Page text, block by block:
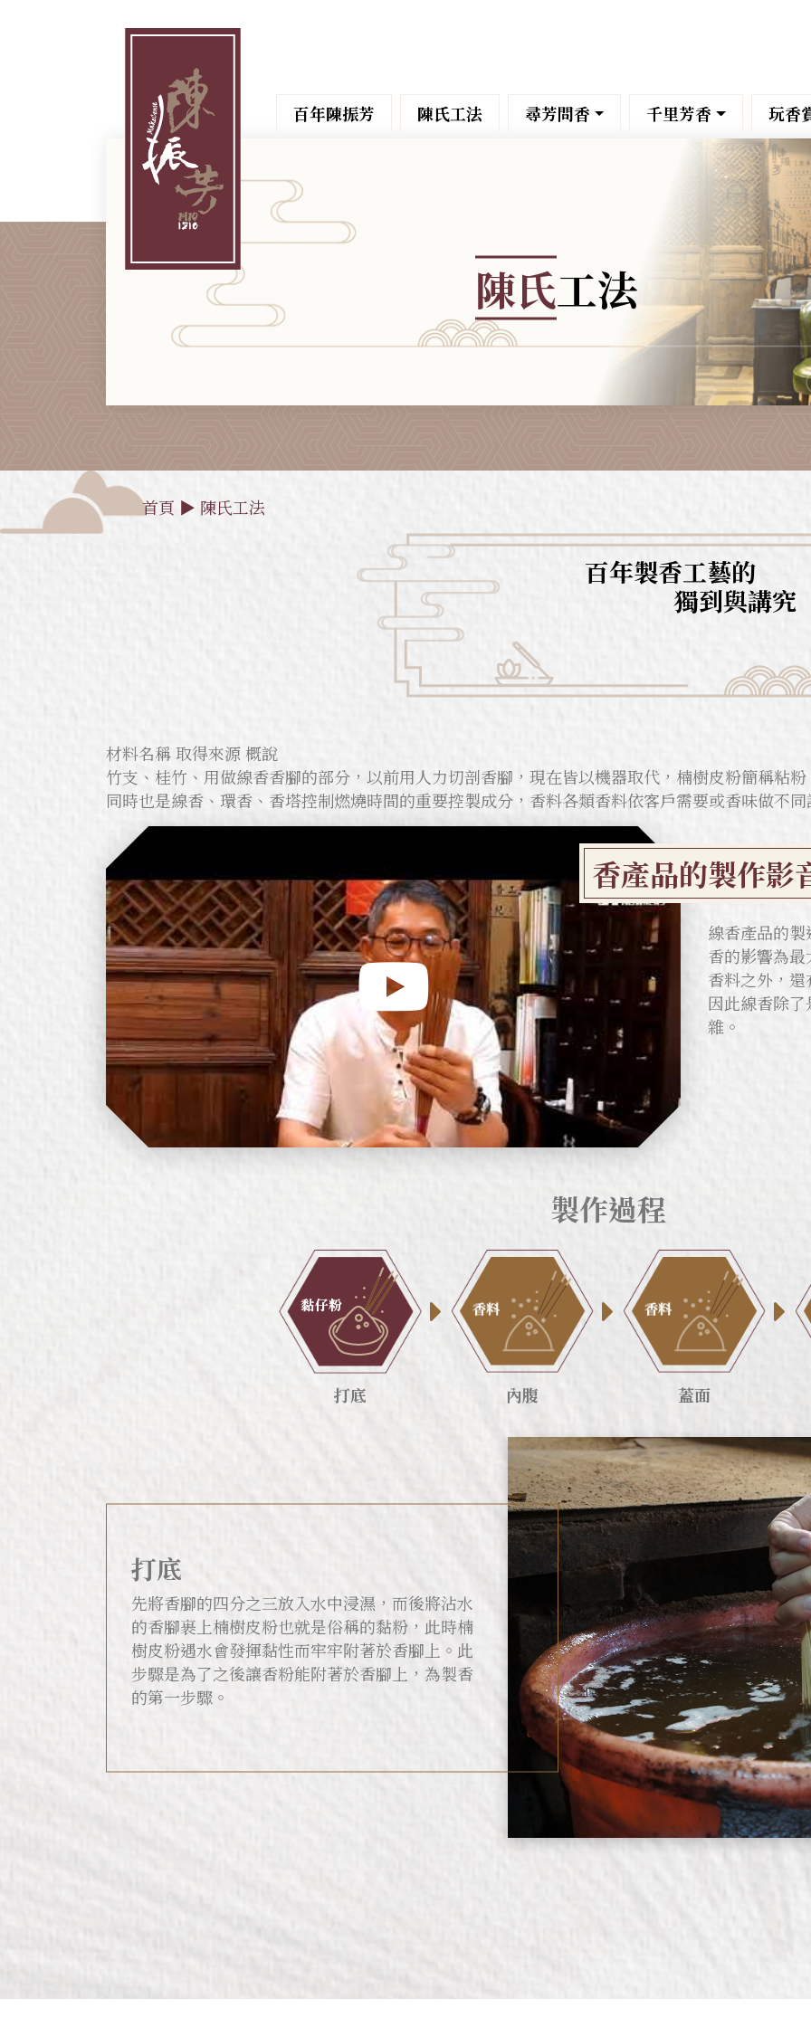
百年陳振芳 陳氏工法 尋芳問香 千里芳香 玩香
陳氏工法
首頁 ▶ 陳氏工法
百年製香工藝的
獨到與講究
材料名稱 取得來源 概說
竹支、桂竹、用做線香香腳的部分，以前用人力切剖香腳，現在皆以機器取代，楠樹皮粉簡稱粘
同時也是線香、環香、香塔控制燃燒時間的重要控製成分，香料各類香料依客戶需要或香味做不
香產品的製作影
線香產品的
香的影響為
香料之外，
因此線香除
雜。
製作過程
打底 內腹 蓋面
打底
先將香腳的四分之三放入水中浸濕，而後將沾水
的香腳裹上楠樹皮粉也就是俗稱的黏粉，此時楠
樹皮粉遇水會發揮黏性而牢牢附著於香腳上。此
步驟是為了之後讓香粉能附著於香腳上，為製香
的第一步驟。